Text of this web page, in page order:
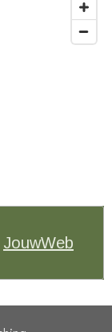
JouwWeb